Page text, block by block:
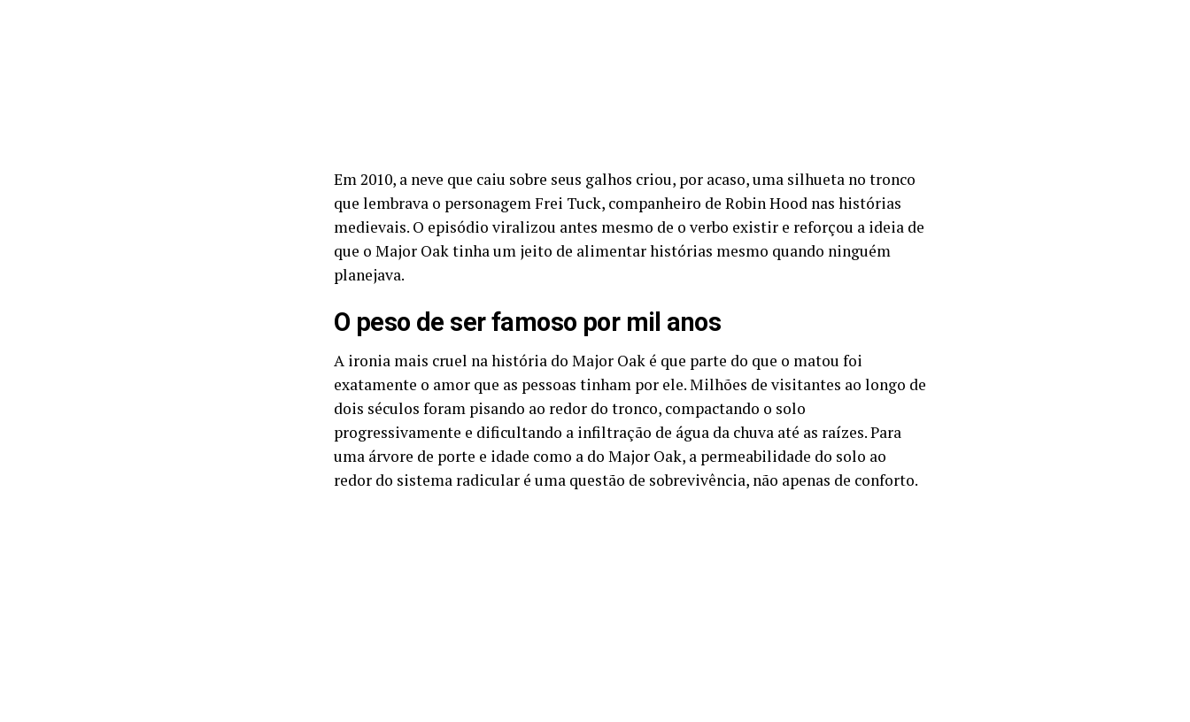
Em 2010, a neve que caiu sobre seus galhos criou, por acaso, uma silhueta no tronco
que lembrava o personagem Frei Tuck, companheiro de Robin Hood nas histórias
medievais. O episódio viralizou antes mesmo de o verbo existir e reforçou a ideia de
que o Major Oak tinha um jeito de alimentar histórias mesmo quando ninguém
planejava.
O peso de ser famoso por mil anos
A ironia mais cruel na história do Major Oak é que parte do que o matou foi
exatamente o amor que as pessoas tinham por ele. Milhões de visitantes ao longo de
dois séculos foram pisando ao redor do tronco, compactando o solo
progressivamente e dificultando a infiltração de água da chuva até as raízes. Para
uma árvore de porte e idade como a do Major Oak, a permeabilidade do solo ao
redor do sistema radicular é uma questão de sobrevivência, não apenas de conforto.